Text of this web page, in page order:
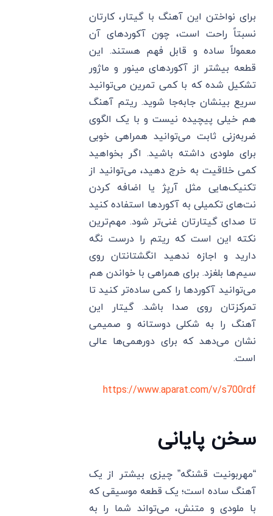
برای نواختن این آهنگ با گیتار، کارتان
نسبتاً راحت است، چون آکوردهای آن
معمولاً ساده و قابل فهم هستند. این
قطعه بیشتر از آکوردهای مینور و ماژور
تشکیل شده که با کمی تمرین می‌توانید
سریع بینشان جابه‌جا شوید. ریتم آهنگ
هم خیلی پیچیده نیست و با یک الگوی
ضربه‌زنی ثابت می‌توانید همراهی خوبی
برای ملودی داشته باشید. اگر بخواهید
کمی خلاقیت به خرج دهید، می‌توانید از
تکنیک‌هایی مثل آرپژ یا اضافه کردن
نت‌های تکمیلی به آکوردها استفاده کنید
تا صدای گیتارتان غنی‌تر شود. مهم‌ترین
نکته این است که ریتم را درست نگه
دارید و اجازه ندهید انگشتانتان روی
سیم‌ها بلغزد. برای همراهی با خواندن هم
می‌توانید آکوردها را کمی ساده‌تر کنید تا
تمرکزتان روی صدا باشد. گیتار این
آهنگ را به شکلی دوستانه و صمیمی
نشان می‌دهد که برای دورهمی‌ها عالی
است.
https://www.aparat.com/v/s700rdf
سخن پایانی
“مهربونیت قشنگه” چیزی بیشتر از یک
آهنگ ساده است؛ یک قطعه موسیقی که
با ملودی و متنش، می‌تواند شما را به